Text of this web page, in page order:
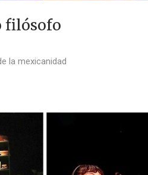
filósofo
la mexicanidad